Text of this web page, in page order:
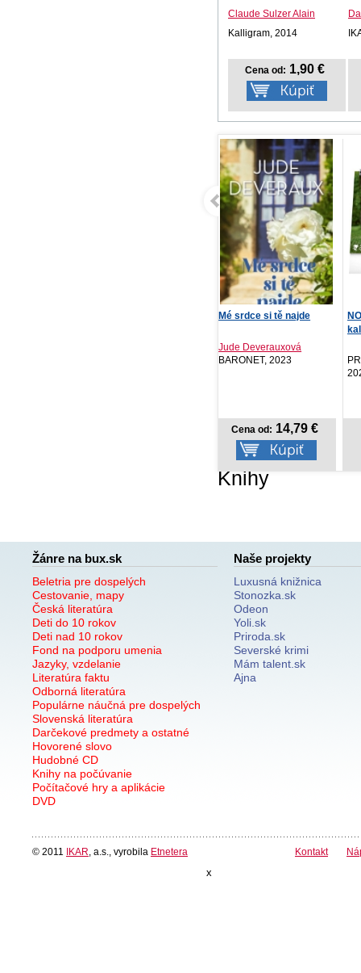
Claude Sulzer Alain
Kalligram, 2014
Cena od: 1,90 €
NOTIQUE Stolový
...
PRESCOGROUP SK,
Cena od:2,37 €
Knihy
Žánre na bux.sk
Beletria pre dospelých
Cestovanie, mapy
Česká literatúra
Deti do 10 rokov
Deti nad 10 rokov
Fond na podporu umenia
Jazyky, vzdelanie
Literatúra faktu
Odborná literatúra
Populárne náučná pre dospelých
Slovenská literatúra
Darčekové predmety a ostatné
Hovorené slovo
Hudobné CD
Knihy na počúvanie
Počítačové hry a aplikácie
DVD
Naše projekty
Luxusná knižnica
Stonozka.sk
Odeon
Yoli.sk
Priroda.sk
Severské krimi
Mám talent.sk
Ajna
© 2011 IKAR , a.s., vyrobila Etnetera Kontakt
x